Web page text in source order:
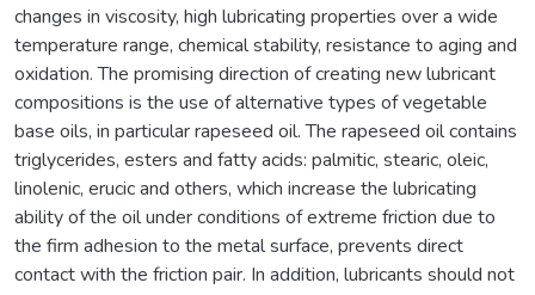
changes in viscosity, high lubricating properties over a wide
temperature range, chemical stability, resistance to aging and
oxidation. The promising direction of creating new lubricant
compositions is the use of alternative types of vegetable
base oils, in particular rapeseed oil. The rapeseed oil contains
triglycerides, esters and fatty acids: palmitic, stearic, oleic,
linolenic, erucic and others, which increase the lubricating
ability of the oil under conditions of extreme friction due to
the firm adhesion to the metal surface, prevents direct
contact with the friction pair. In addition, lubricants should not